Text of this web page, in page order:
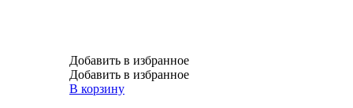
Добавить в избранное
Добавить в избранное
В корзину